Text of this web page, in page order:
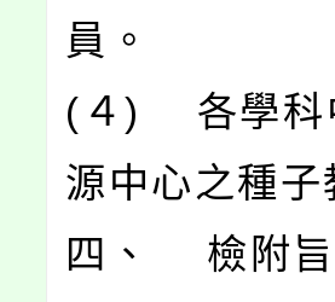
員。
(４) 各學科
源中心之種子
四、 檢附旨